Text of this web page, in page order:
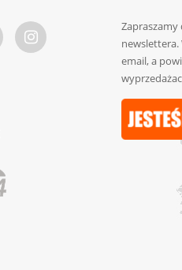
Zapraszamy
newslettera.
email, a